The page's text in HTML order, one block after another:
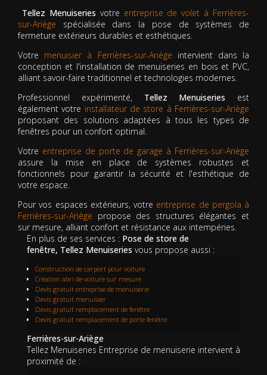
Tellez Menuiseries votre entreprise de volet à Ferrières-
sur-Ariège spécialisée dans la pose de systèmes de
fermeture extérieurs durables et esthétiques.
Votre menuisier à Ferrières-sur-Ariège intervient dans la
conception et l'installation de menuiseries en bois et PVC,
alliant savoir-faire traditionnel et technologies modernes.
Professionnel expérimenté, Tellez Menuiseries est
également votre installateur de store à Ferrières-sur-Ariège
proposant des solutions adaptées à tous les types de
fenêtres pour un confort optimal.
Votre entreprise de porte de garage à Ferrières-sur-Ariège
assure la mise en place de systèmes robustes et
fonctionnels pour garantir la sécurité et l'esthétique de
votre espace.
Pour vos espaces extérieurs, votre entreprise de pergola à
Ferrières-sur-Ariège propose des structures élégantes et
sur mesure, alliant confort et résistance aux intempéries.
En plus de ses services : Pose de store de
fenêtre, Tellez Menuiseries vous propose aussi :
Construction de carport pour voiture
Création abri de voiture sur mesure
Devis gratuit entreprise de menuiserie
Devis gratuit menuisier
Devis gratuit remplacement de fenêtre
Devis gratuit remplacement de porte fenêtre
Ferrières-sur-Ariège
Tellez Menuiseries Entreprise de menuiserie intervient à
proximité de :